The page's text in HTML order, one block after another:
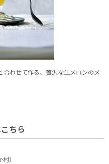
わせて作る、贅沢な生メロンのメ
ちら
）